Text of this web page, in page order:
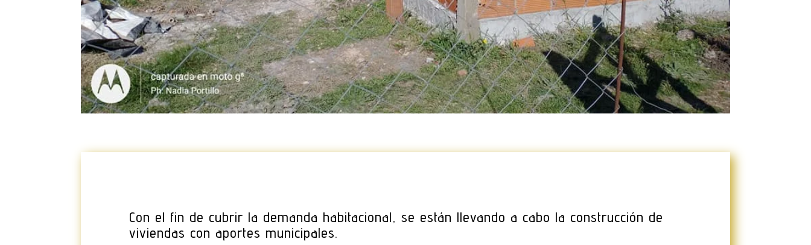
Con el fin de cubrir la demanda habitacional, se están llevando a cabo la construcción de
viviendas con aportes municipales.